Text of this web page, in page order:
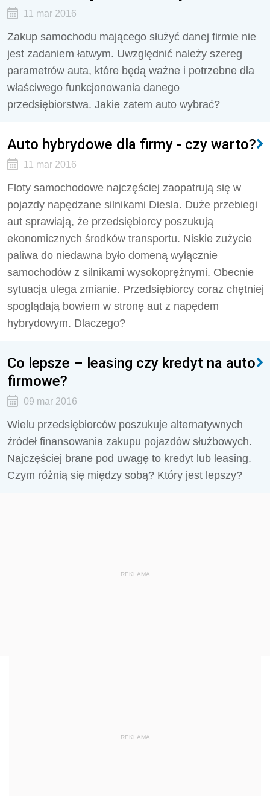
11 mar 2016
Zakup samochodu mającego służyć danej firmie nie
jest zadaniem łatwym. Uwzględnić należy szereg
parametrów auta, które będą ważne i potrzebne dla
właściwego funkcjonowania danego
przedsiębiorstwa. Jakie zatem auto wybrać?
Auto hybrydowe dla firmy - czy warto?
11 mar 2016
Floty samochodowe najczęściej zaopatrują się w
pojazdy napędzane silnikami Diesla. Duże przebiegi
aut sprawiają, że przedsiębiorcy poszukują
ekonomicznych środków transportu. Niskie zużycie
paliwa do niedawna było domeną wyłącznie
samochodów z silnikami wysokoprężnymi. Obecnie
sytuacja ulega zmianie. Przedsiębiorcy coraz chętniej
spoglądają bowiem w stronę aut z napędem
hybrydowym. Dlaczego?
Co lepsze – leasing czy kredyt na auto
firmowe?
09 mar 2016
Wielu przedsiębiorców poszukuje alternatywnych
źródeł finansowania zakupu pojazdów służbowych.
Najczęściej brane pod uwagę to kredyt lub leasing.
Czym różnią się między sobą? Który jest lepszy?
REKLAMA
REKLAMA